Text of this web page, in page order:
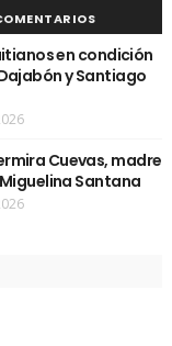
en condición
y Santiago
Cuevas, madre
Santana